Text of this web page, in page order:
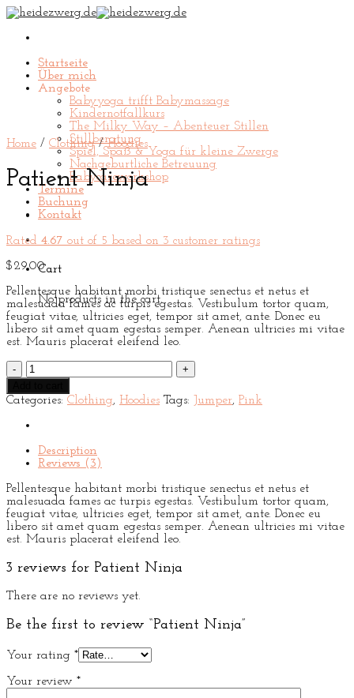
Skip
content
Startseite
Über mich
Angebote
Babyyoga trifft Babymassage
Kindernotfallkurs
The Milky Way – Abenteuer Stillen
Stillberatung
Spiel, Spaß & Yoga für kleine Zwerge
Nachgeburtliche Betreuung
Babycareworkshop
Termine
Buchung
Kontakt
Cart
No products in the cart.
Home / Clothing / Hoodies
Patient Ninja
Rated 4.67 out of 5 based on 3 customer ratings
$29.00
Pellentesque habitant morbi tristique senectus et netus et
malesuada fames ac turpis egestas. Vestibulum tortor quam,
feugiat vitae, ultricies eget, tempor sit amet, ante. Donec eu
libero sit amet quam egestas semper. Aenean ultricies mi vitae
est. Mauris placerat eleifend leo.
Patient
Ninja
quantity
Categories: Clothing, Hoodies Tags: Jumper, Pink
Description
Reviews (3)
Pellentesque habitant morbi tristique senectus et netus et
malesuada fames ac turpis egestas. Vestibulum tortor quam,
feugiat vitae, ultricies eget, tempor sit amet, ante. Donec eu
libero sit amet quam egestas semper. Aenean ultricies mi vitae
est. Mauris placerat eleifend leo.
3 reviews for Patient Ninja
There are no reviews yet.
Be the first to review “Patient Ninja”
Your rating *
Your review *